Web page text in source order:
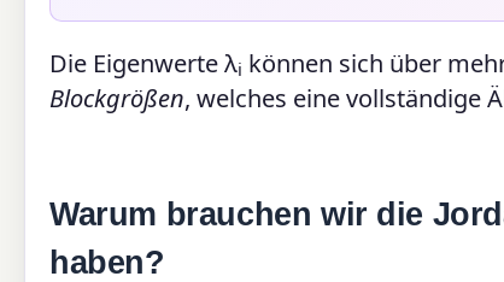
Die Eigenwerte λi können sich über
Blockgrößen, welches eine vollständige
Warum brauchen wir die
haben?